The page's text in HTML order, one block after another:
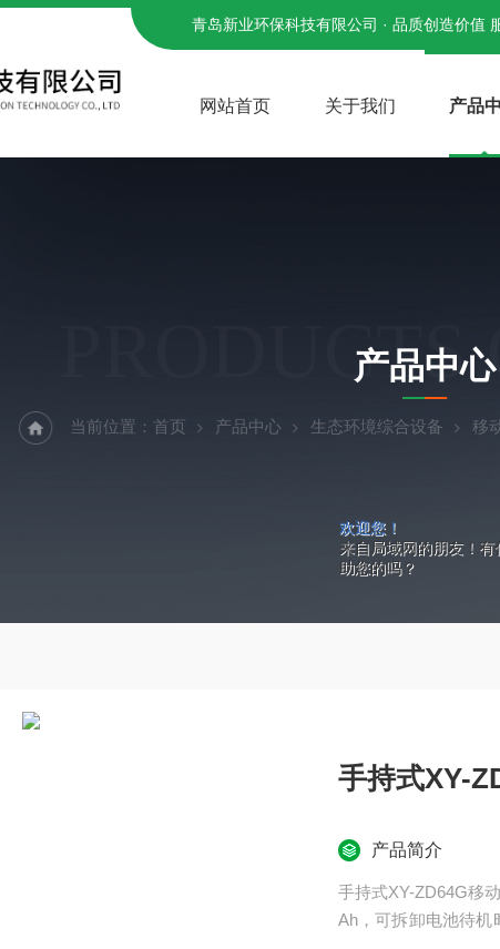
欢迎您！
来自局域网的朋友！有
助您的吗？
青岛新业环保科技有限公司 · 品质创造价值
网站首页 关于我们 产品
PRODUCTS
产品中心
当前位置： 首页 产品中心 生态环境综合设备 移
手持式XY-
产品简介
手持式XY-ZD64G移
Ah，可拆卸电池待机